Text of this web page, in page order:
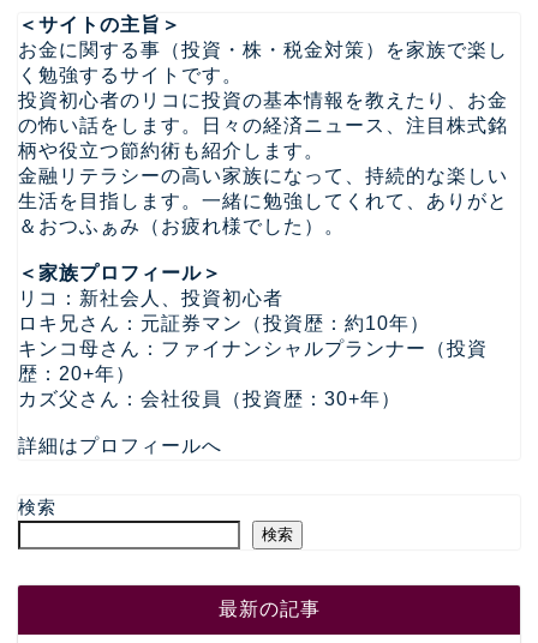
＜サイトの主旨＞
お金に関する事（投資・株・税金対策）を家族で楽し
く勉強するサイトです。
投資初心者のリコに投資の基本情報を教えたり、お金
の怖い話をします。日々の経済ニュース、注目株式銘
柄や役立つ節約術も紹介します。
金融リテラシーの高い家族になって、持続的な楽しい
生活を目指します。一緒に勉強してくれて、ありがと
＆おつふぁみ（お疲れ様でした）。
＜家族プロフィール＞
リコ：新社会人、投資初心者
ロキ兄さん：元証券マン（投資歴：約10年）
キンコ母さん：ファイナンシャルプランナー（投資
歴：20+年）
カズ父さん：会社役員（投資歴：30+年）
詳細はプロフィールへ
検索
検索
最新の記事